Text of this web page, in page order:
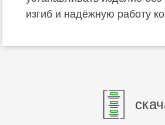
изгиб и надёжную работу